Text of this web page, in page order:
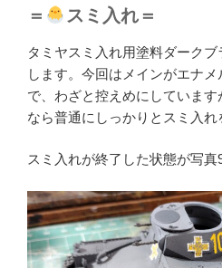
＝ スミ入れ＝
タミヤスミ入れ用塗料ダーク
します。今回はメインがエナ
で、わざと控えめにしていま
なら普通にしっかりとスミ入れ
スミ入れが終了した状態が写真